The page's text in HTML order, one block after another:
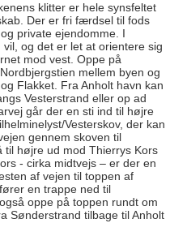
klitter er hele synsfeltet
Der er fri færdsel til fods
private ejendomme. I
og det er let at orientere sig
mod vest. Oppe på
mellem byen og
Flakket. Fra Anholt havn kan
Vesterstrand eller op ad
går der en sti ind til højre
Vesterskov, der kan
gennem skoven til
højre ud mod Thierrys Kors
- cirka midtvejs – er der en
af vejen til toppen af
en trappe ned til
oppe på toppen rundt om
Sønderstrand tilbage til Anholt